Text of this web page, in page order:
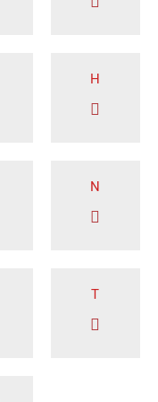
H
N
T